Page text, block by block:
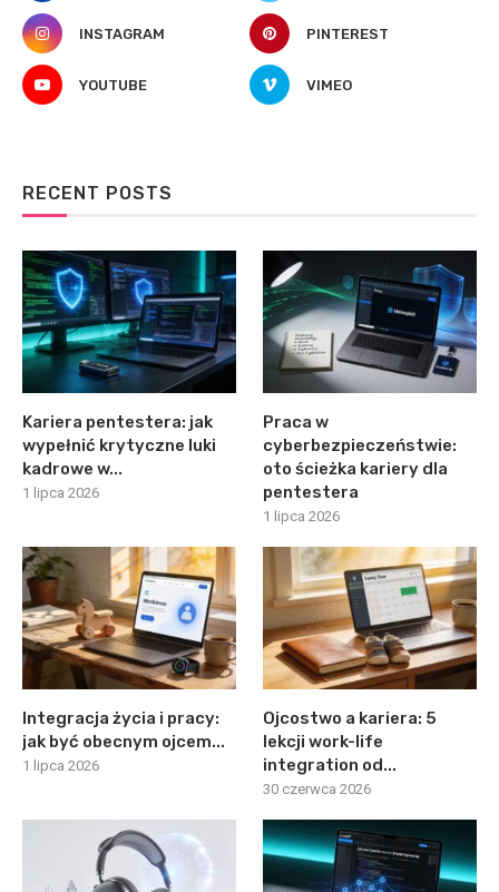
INSTAGRAM PINTEREST
YOUTUBE VIMEO
RECENT POSTS
Kariera pentestera: jak
wypełnić krytyczne luki
kadrowe w...
1 lipca 2026
Praca w
cyberbezpieczeństwie:
oto ścieżka kariery dla
pentestera
1 lipca 2026
Integracja życia i pracy:
jak być obecnym ojcem...
1 lipca 2026
Ojcostwo a kariera: 5
lekcji work-life
integration od...
30 czerwca 2026